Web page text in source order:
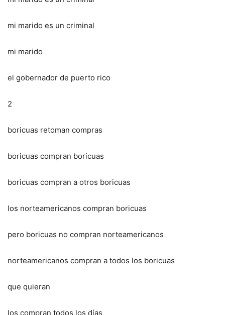
mi marido es un criminal
mi marido
el gobernador de puerto rico
2
boricuas retoman compras
boricuas compran boricuas
boricuas compran a otros boricuas
los norteamericanos compran boricuas
pero boricuas no compran norteamericanos
norteamericanos compran a todos los boricuas
que quieran
los compran todos los días